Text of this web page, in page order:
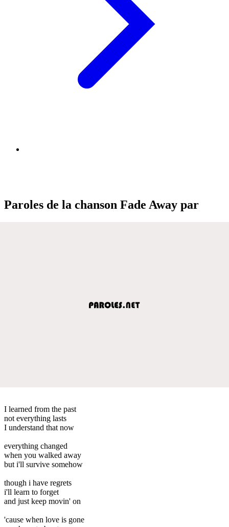
Paroles de la chanson Fade Away par
I learned from the past
not everything lasts
I understand that now
everything changed
when you walked away
but i'll survive somehow
though i have regrets
i'll learn to forget
and just keep movin' on
'cause when love is gone